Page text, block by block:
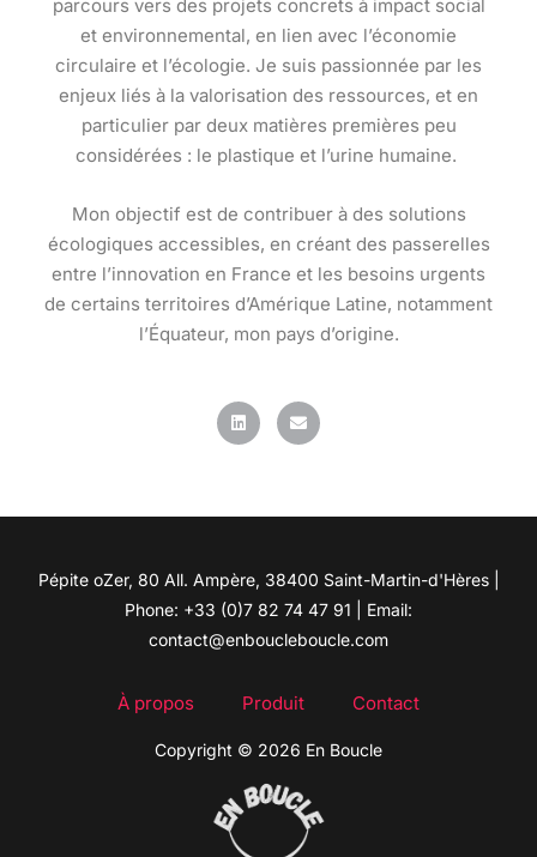
parcours vers des projets concrets à impact social
et environnemental, en lien avec l’économie
circulaire et l’écologie. Je suis passionnée par les
enjeux liés à la valorisation des ressources, et en
particulier par deux matières premières peu
considérées : le plastique et l’urine humaine.
Mon objectif est de contribuer à des solutions
écologiques accessibles, en créant des passerelles
entre l’innovation en France et les besoins urgents
de certains territoires d’Amérique Latine, notamment
l’Équateur, mon pays d’origine.
L
i
n
E
n
v
Pépite oZer, 80 All. Ampère, 38400 Saint-Martin-d'Hères |
Phone: +33 (0)7 82 74 47 91 | Email:
contact@enboucleboucle.com
À propos Produit Contact
Copyright © 2026 En Boucle